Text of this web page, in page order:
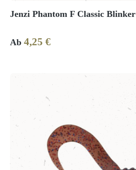
Jenzi Phantom F Classic Blinker
Regulärer Preis:
Ab 4,25 €